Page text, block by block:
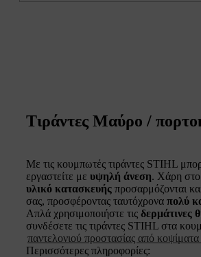
Τιράντες Μαύρο /
Με τις κουμπωτές τιράντες STIHL
εργαστείτε με υψηλή άνεση. Χάρη στο
υλικό κατασκευής προσαρμόζονται
σας, προσφέροντας ταυτόχρονα πολύ
Απλά χρησιμοποιήστε τις δερμάτινες
συνδέσετε τις τιράντες STIHL στα
παντελονιού προστασίας από
Περισσότερες πληροφορίες: